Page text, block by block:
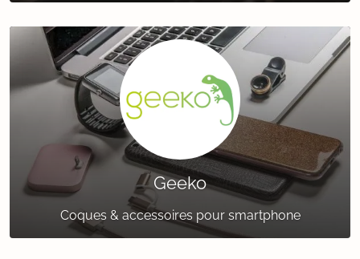
Geeko
Coques & accessoires pour smartphone